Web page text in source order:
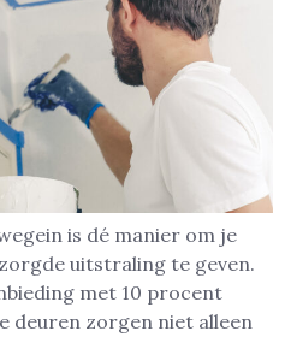
is dé manier om je
uitstraling te geven.
met 10 procent
deuren zorgen niet alleen